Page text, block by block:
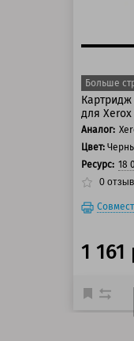
Больше
Картридж
для
Аналог:
Цвет:
Ресурс: 18
0
1 161